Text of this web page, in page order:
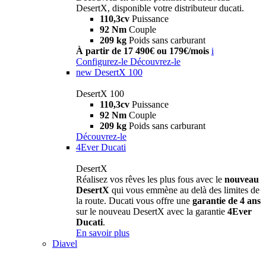
DesertX, disponible votre distributeur ducati.
110,3cv Puissance
92 Nm Couple
209 kg Poids sans carburant
À partir de 17 490€ ou 179€/mois i
Configurez-le Découvrez-le
new DesertX 100
DesertX 100
110,3cv Puissance
92 Nm Couple
209 kg Poids sans carburant
Découvrez-le
4Ever Ducati
DesertX
Réalisez vos rêves les plus fous avec le nouveau
DesertX qui vous emmène au delà des limites de
la route. Ducati vous offre une garantie de 4 ans
sur le nouveau DesertX avec la garantie 4Ever
Ducati.
En savoir plus
Diavel